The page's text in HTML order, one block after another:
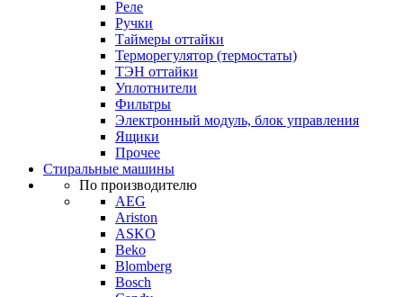
Реле
Ручки
Таймеры оттайки
Терморегулятор (термостаты)
ТЭН оттайки
Уплотнители
Фильтры
Электронный модуль, блок управления
Ящики
Прочее
Стиральные машины
По производителю
AEG
Ariston
ASKO
Beko
Blomberg
Bosch